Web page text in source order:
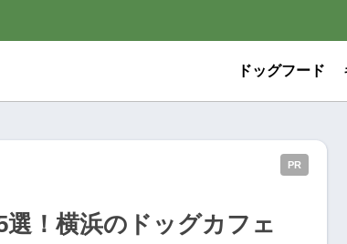
ドッグフード
PR
！横浜のドッグカフェ